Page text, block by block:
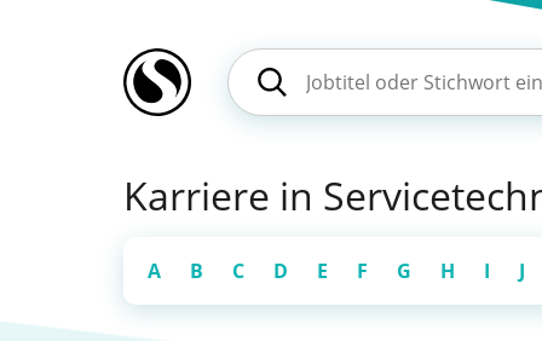
Karriere in
A B C D E F G H I J